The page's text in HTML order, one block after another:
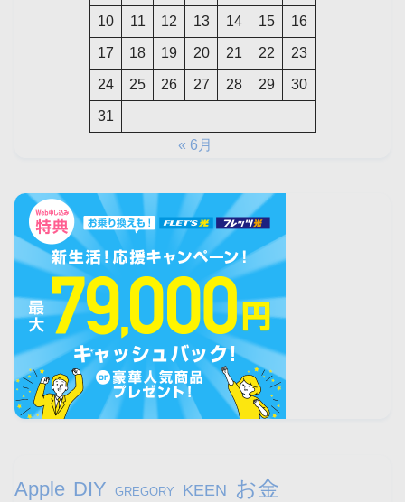
10 11 12 13 14 15 16
17 18 19 20 21 22 23
24 25 26 27 28 29 30
31
« 6月
Apple DIY GREGORY KEEN お金